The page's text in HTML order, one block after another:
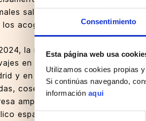
Consentimiento
Esta página web usa
Utilizamos cookies propias
Si continúas navegando,
información aqui
Selección
salvajes de China habitan y
acogen.
la muestra “Momentos:
en China” se presentó en el
y en la sede de la Organización
cosechando una excelente
ampliada con nuevas obras,
español un nuevo y